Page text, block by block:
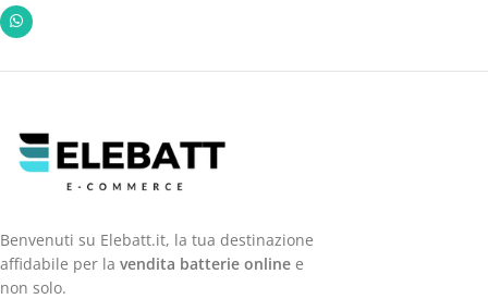
Benvenuti su Elebatt.it, la tua destinazione
affidabile per la vendita batterie online e
non solo.